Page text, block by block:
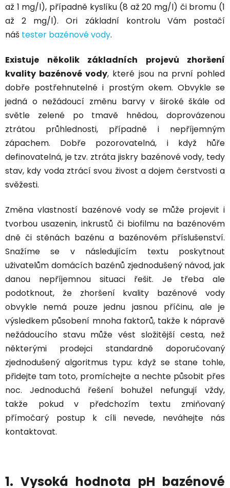
až 1 mg/l), případně kyslíku (8 až 20 mg/l) či bromu (1
až 2 mg/l). Ori základní kontrolu Vám postačí
náš tester bazénové vody.
Existuje několik základních projevů zhoršení
kvality bazénové vody, které jsou na první pohled
dobře postřehnutelné i prostým okem. Obvykle se
jedná o nežádoucí změnu barvy v široké škále od
světle zelené po tmavě hnědou, doprovázenou
ztrátou průhlednosti, případně i nepříjemným
zápachem. Dobře pozorovatelná, i když hůře
definovatelná, je tzv. ztráta jiskry bazénové vody, tedy
stav, kdy voda ztrácí svou živost a dojem čerstvosti a
svěžesti.
Změna vlastností bazénové vody se může projevit i
tvorbou usazenin, inkrustů či biofilmu na bazénovém
dně či stěnách bazénu a bazénovém příslušenství.
Snažíme se v následujícím textu poskytnout
uživatelům domácích bazénů zjednodušený návod, jak
danou nepříjemnou situaci řešit. Je třeba ale
podotknout, že zhoršení kvality bazénové vody
obvykle nemá pouze jednu jasnou příčinu, ale je
výsledkem působení mnoha faktorů, takže k nápravě
nežádoucího stavu může vést složitější cesta, než
některými prodejci standardně doporučovaný
zjednodušený algoritmus typu: když se stane tohle,
přidejte tam toto, promíchejte a nechte působit přes
noc. Jednoduchá řešení bohužel nefungují vždy,
takže pokud v předchozím textu zmiňovaný
přímočarý postup k cíli nevede, neváhejte nás
kontaktovat.
1. Vysoká hodnota pH bazénové